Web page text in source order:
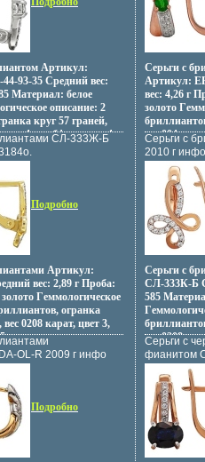
Артикул:
93-35 Средний вес:
Материал: белое
описание: 2
круг 57 граней,
цвет 4, чисбфшзттота 4
огранка круг 57
карат, цвет 3, чистота 5.
СЛ-333Ж-Б
Подробно
Артикул:
вес: 2,89 г Проба:
Гeммологическое
огранка
0208 карат, цвет 3,
OL-R 2009 г инфо
Подробно
Серьги с
Артикул:
вес: 4,26 г
золото
вес 004
изумруда,
2.
Серьги с
2010 г
Серьги с
СЛ-333К-Б
585
вес 0208
Серьги с
фианитом
инфо